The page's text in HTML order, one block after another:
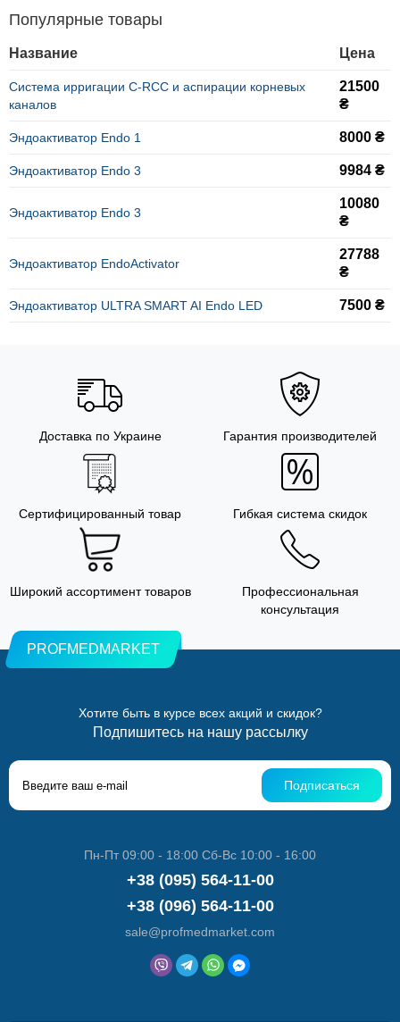
Популярные товары
Название Цена
Система ирригации C-RCC и аспирации корневых
каналов
21500
₴
Эндоактиватор Endo 1 8000 ₴
Эндоактиватор Endo 3 9984 ₴
Эндоактиватор Endo 3
10080
₴
Эндоактиватор EndoActivator
27788
₴
Эндоактиватор ULTRA SMART AI Endo LED 7500 ₴
Доставка по Украине Гарантия производителей
Сертифицированный товар Гибкая система скидок
Широкий ассортимент товаров
Профессиональная
консультация
PROFMEDMARKET
Хотите быть в курсе всех акций и скидок?
Подпишитесь на нашу рассылку
Подписаться
Пн-Пт 09:00 - 18:00 Сб-Вс 10:00 - 16:00
+38 (095) 564-11-00
+38 (096) 564-11-00
sale@profmedmarket.com